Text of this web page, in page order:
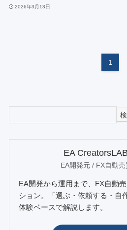
2026年3月13日
1
EA
EA開発元 / FX自動
EA開発から運用まで、FX自動
ション。「選ぶ・依頼する・自
体験ベースで解説します。